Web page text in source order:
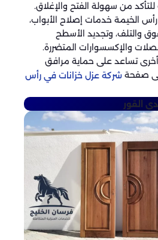
للتأكد من سهولة الفتح والإغلاق.
الخيمة خدمات إصلاح الأبواب،
والتلف، وتجديد الأسطح
والإكسسوارات المتضررة.
تساعد على حماية مرافق
صفحة شركة عزل خزانات في رأس
القور